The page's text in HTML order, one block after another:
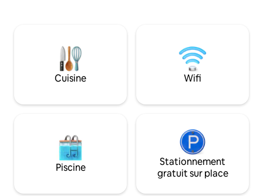
récemment été mis à jour. WiFi gratuit
et nouvelle climatisation centrale !
Utilisez la terrasse arrière couverte pour
vous détendre tout en laissant les
arrière/bac à sable dans un quartier
d’aventure pour
espace de travail
liés au télétravail.
emplacement
amateurs d’UTV
Cuisine Wifi
Piscine
Stationnement
gratuit sur place